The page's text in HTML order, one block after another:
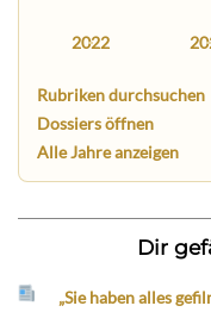
2022
Rubriken durchsuchen
Dossiers öffnen
Alle Jahre anzeigen
Dir
„Sie haben alles